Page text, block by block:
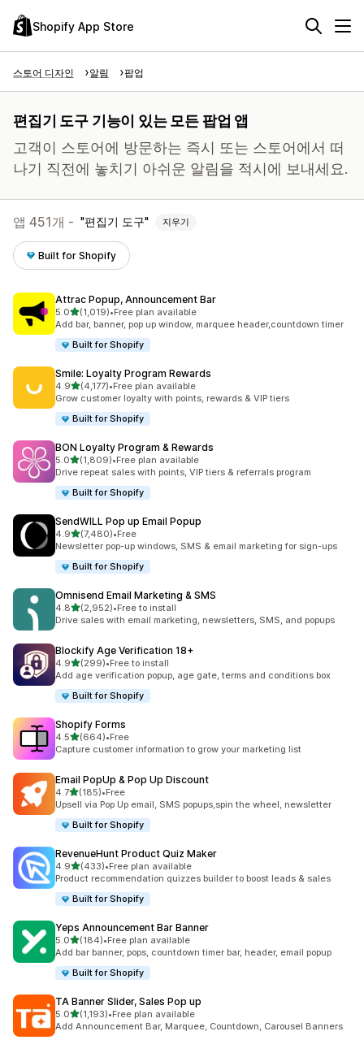
Shopify App Store
스토어 디자인 알림 팝업
편집기 도구 기능이 있는 모든 팝업 앱
고객이 스토어에 방문하는 즉시 또는 스토어에서 떠
나기 직전에 놓치기 아쉬운 알림을 적시에 보내세요.
앱 451개 - 편집기 도구 지우기
Built for Shopify
Attrac Popup, Announcement Bar
5.0별 5개 중
(1,019)
총 리뷰 1019개
•Free plan available
Add bar, banner, pop up window, marquee header,countdown timer
Built for Shopify
Smile: Loyalty Program Rewards
4.9별 5개 중
(4,177)
총 리뷰 4177개
•Free plan available
Grow customer loyalty with points, rewards & VIP tiers
Built for Shopify
BON Loyalty Program & Rewards
5.0별 5개 중
(1,809)
총 리뷰 1809개
•Free plan available
Drive repeat sales with points, VIP tiers & referrals program
Built for Shopify
SendWILL Pop up Email Popup
4.9별 5개 중
(7,480)
총 리뷰 7480개
•Free
Newsletter pop-up windows, SMS & email marketing for sign-ups
Built for Shopify
Omnisend Email Marketing & SMS
4.8별 5개 중
(2,952)
총 리뷰 2952개
•Free to install
Drive sales with email marketing, newsletters, SMS, and popups
Blockify Age Verification 18+
4.9별 5개 중
(299)
총 리뷰 299개
•Free to install
Add age verification popup, age gate, terms and conditions box
Built for Shopify
Shopify Forms
4.5별 5개 중
(664)
총 리뷰 664개
•Free
Capture customer information to grow your marketing list
Email PopUp & Pop Up Discount
4.7별 5개 중
(185)
총 리뷰 185개
•Free
Upsell via Pop Up email, SMS popups,spin the wheel, newsletter
Built for Shopify
RevenueHunt Product Quiz Maker
4.9별 5개 중
(433)
총 리뷰 433개
•Free plan available
Product recommendation quizzes builder to boost leads & sales
Built for Shopify
Yeps Announcement Bar Banner
5.0별 5개 중
(184)
총 리뷰 184개
•Free plan available
Add bar banner, pops, countdown timer bar, header, email popup
Built for Shopify
TA Banner Slider, Sales Pop up
5.0별 5개 중
(1,193)
총 리뷰 1193개
•Free plan available
Add Announcement Bar, Marquee, Countdown, Carousel Banners